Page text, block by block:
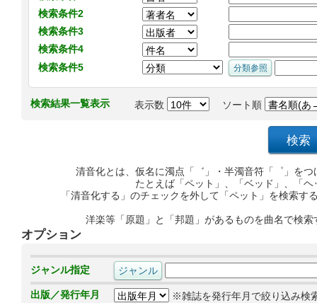
検索条件2
検索条件3
検索条件4
検索条件5
検索結果一覧表示 表示数 ソート順
清音化とは、仮名に濁点「゛」・半濁音符「゜」を
たとえば「ペット」、「ベッド」、「
「清音化する」のチェックを外して「ペット」を検索
洋楽等「原題」と「邦題」があるものを曲名で検
オプション
ジャンル指定
出版／発行年月
※雑誌を発行年月で絞り込み検